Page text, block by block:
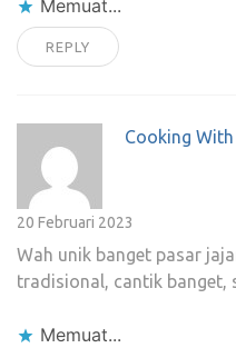
Memuat...
REPLY
Cooking
20 Februari 2023
Wah unik banget pasar
tradisional, cantik banget,
Memuat...